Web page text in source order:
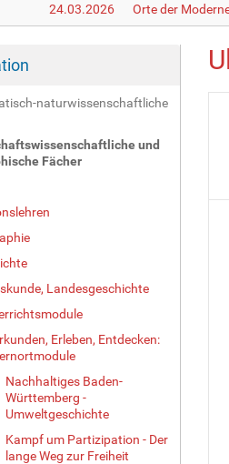
24.03.2026
Orte der
naturwissenschaftliche
und
Fächer
Landesgeschichte
Erleben, Entdecken:
Nachhaltiges Baden-
Württemberg -
Umweltgeschichte
Kampf um Partizipation - Der
lange Weg zur Freiheit